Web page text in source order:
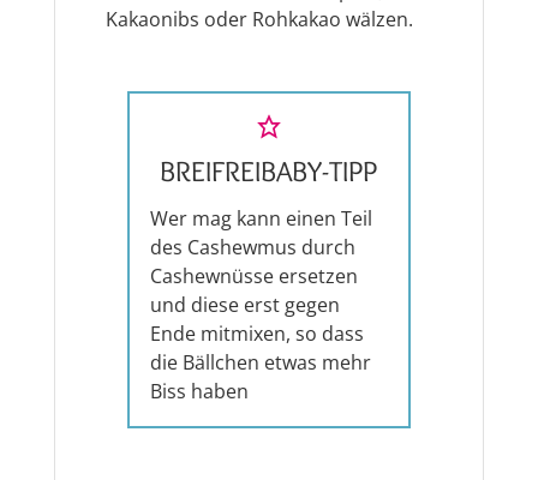
Kakaonibs oder Rohkakao wälzen.
BREIFREIBABY-TIPP
Wer mag kann einen Teil
des Cashewmus durch
Cashewnüsse ersetzen
und diese erst gegen
Ende mitmixen, so dass
die Bällchen etwas mehr
Biss haben